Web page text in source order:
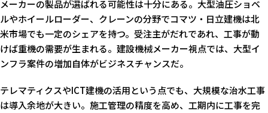
メーカーの製品が選ばれる可能性は十分にある。大型油圧ショベ
ルやホイールローダー、クレーンの分野でコマツ・日立建機は北
米市場でも一定のシェアを持つ。受注主がだれであれ、工事が動
けば重機の需要が生まれる。建設機械メーカー視点では、大型イ
ンフラ案件の増加自体がビジネスチャンスだ。
テレマティクスやICT建機の活用という点でも、大規模な治水工事
は導入余地が大きい。施工管理の精度を高め、工期内に工事を完